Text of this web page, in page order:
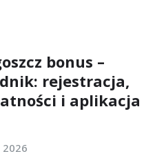
bonus –
rejestracja,
i aplikacja
2026